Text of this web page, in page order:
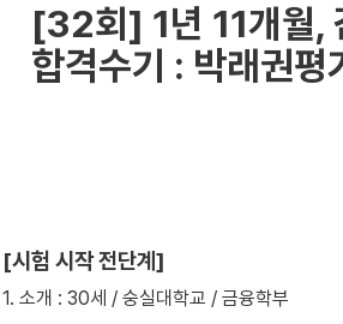
[32회] 1년 11개월,
합격수기 : 박래권평
[시험 시작 전단계]
1. 소개 : 30세 / 숭실대학교 / 금융학부